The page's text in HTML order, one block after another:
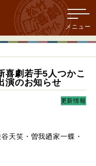
喜劇若手5人つかこ
演のお知らせ
更新情報
天笑・曽我廼家一蝶・